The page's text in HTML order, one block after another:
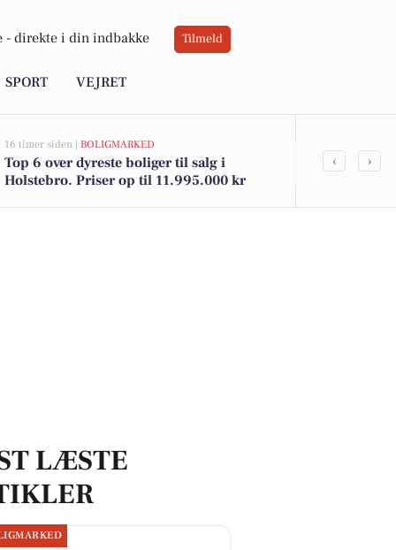
- direkte i din indbakke Tilmeld
SPORT VEJRET
16 timer siden | BOLIGMARKED
Top 6 over dyreste boliger til salg i
Holstebro. Priser op til 11.995.000 kr
Bliv
‹ ›
LÆSTE